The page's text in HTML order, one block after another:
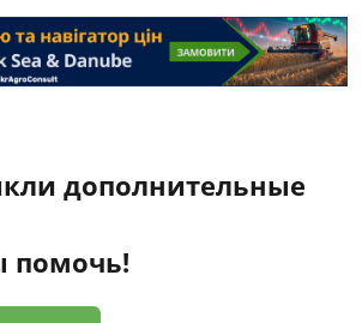
дополнительные
помочь!